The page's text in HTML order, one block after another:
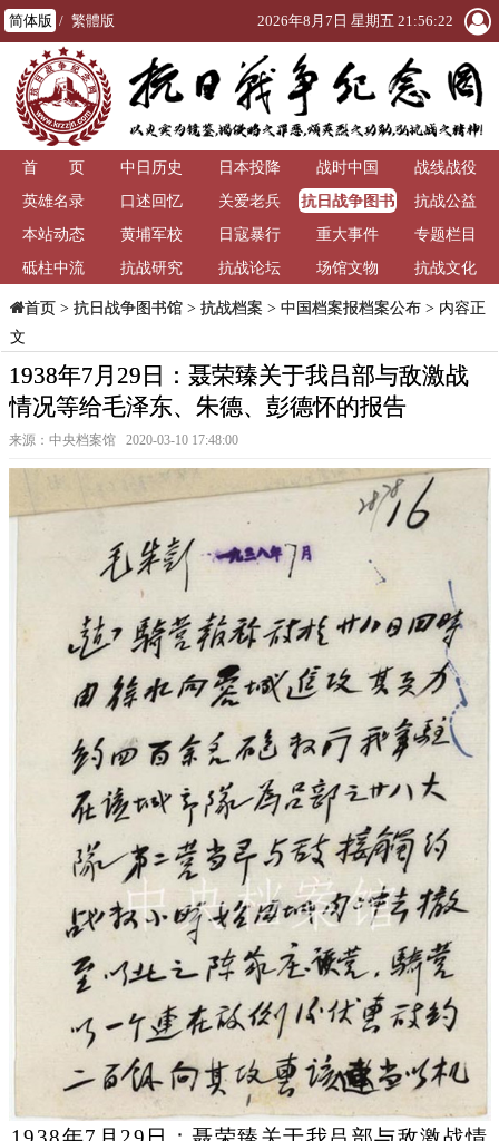
简体版 / 繁體版 2026年8月7日 星期五 21:56:23
首 页 中日历史 日本投降 战时中国
战线战役
英雄名录
口述回忆 关爱老兵
抗日战争图书
馆
抗战公益
本站动态
黄埔军校 日寇暴行 重大事件
专题栏目
砥柱中流
抗战研究 抗战论坛 场馆文物 抗战文化
首页> 抗日战争图书馆> 抗战档案> 中国档案报档案公布> 内容正
文
1938年7月29日：聂荣臻关于我吕部与敌激战
情况等给毛泽东、朱德、彭德怀的报告
来源：中央档案馆 2020-03-10 17:48:00